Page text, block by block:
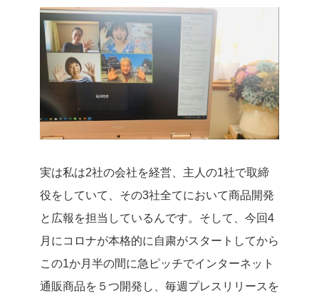
実は私は2社の会社を経営、主人の1社で取締
役をしていて、その3社全てにおいて商品開発
と広報を担当しているんです。 そして、今回4
月にコロナが本格的に自粛がスタートしてから
この1か月半の間に急ピッチでインターネット
通販商品を５つ開発し、毎週プレスリリースを